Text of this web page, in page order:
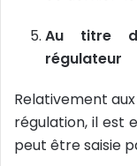
Au titre
régulateur
Relativement
régulation, il est
peut être saisie